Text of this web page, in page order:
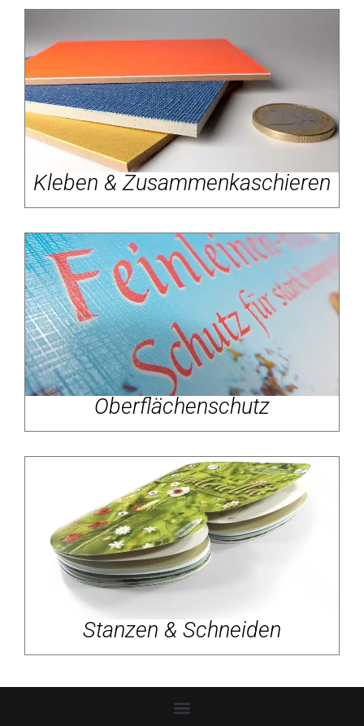
Kleben & Zusammenkaschieren
Oberflächenschutz
Stanzen & Schneiden